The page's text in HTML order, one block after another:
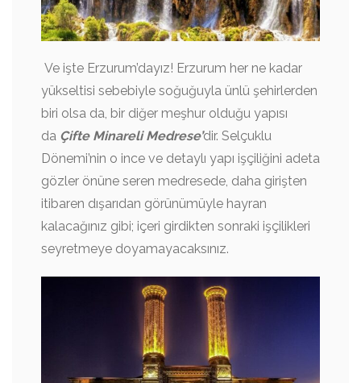
Ve işte Erzurum’dayız! Erzurum her ne kadar
yükseltisi sebebiyle soğuğuyla ünlü şehirlerden
biri olsa da, bir diğer meşhur olduğu yapısı
da Çifte Minareli Medrese’dir. Selçuklu
Dönemi’nin o ince ve detaylı yapı işçiliğini adeta
gözler önüne seren medresede, daha girişten
itibaren dışarıdan görünümüyle hayran
kalacağınız gibi; içeri girdikten sonraki işçilikleri
seyretmeye doyamayacaksınız.